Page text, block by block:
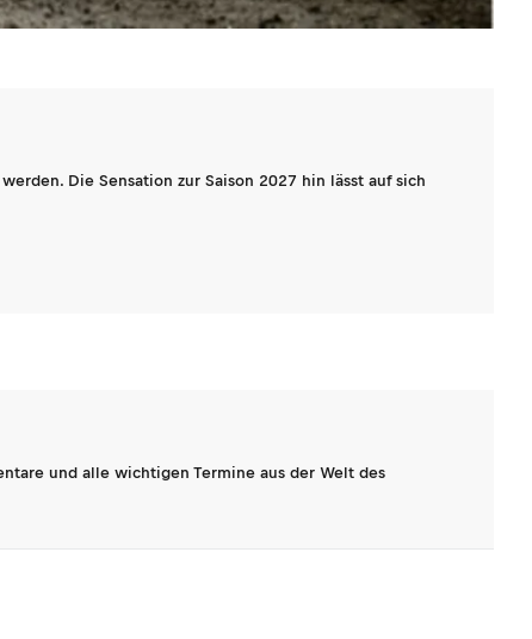
Die Sensation zur Saison 2027 hin lässt auf sich
und alle wichtigen Termine aus der Welt des